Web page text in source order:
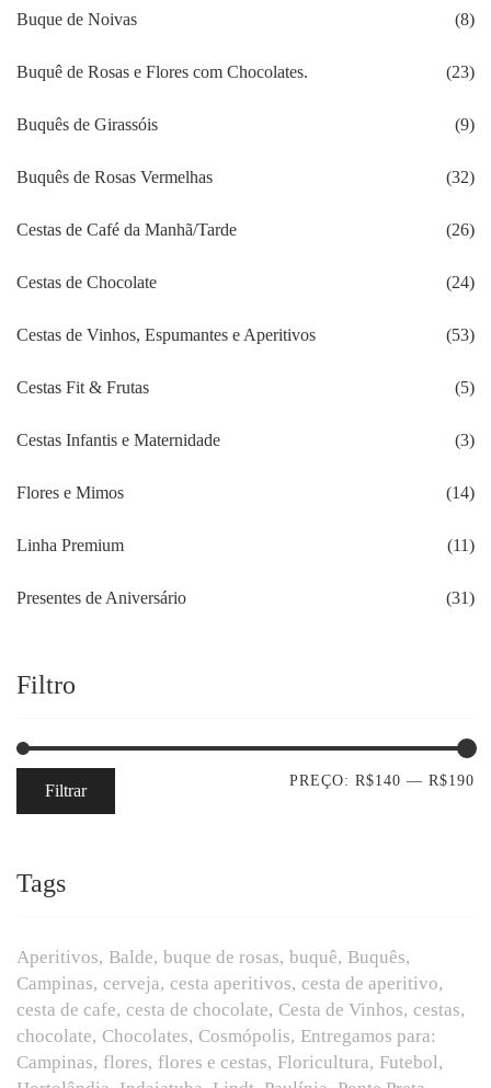
Buque de Noivas (8)
Buquê de Rosas e Flores com Chocolates. (23)
Buquês de Girassóis (9)
Buquês de Rosas Vermelhas (32)
Cestas de Café da Manhã/Tarde (26)
Cestas de Chocolate (24)
Cestas de Vinhos, Espumantes e Aperitivos (53)
Cestas Fit & Frutas (5)
Cestas Infantis e Maternidade (3)
Flores e Mimos (14)
Linha Premium (11)
Presentes de Aniversário (31)
Filtro
Filtrar
PREÇO: R$140 — R$190
Tags
Aperitivos Balde buque de rosas buquê Buquês
Campinas cerveja cesta aperitivos cesta de aperitivo
cesta de cafe cesta de chocolate Cesta de Vinhos cestas
chocolate Chocolates Cosmópolis Entregamos para:
Campinas flores flores e cestas Floricultura Futebol